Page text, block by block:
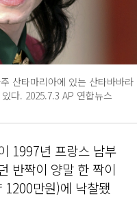
산타마리아에 있는 산타바바라
다. 2025.7.3 AP 연합뉴스
1997년 프랑스 남부
반짝이 양말 한 짝이
만원)에 낙찰됐